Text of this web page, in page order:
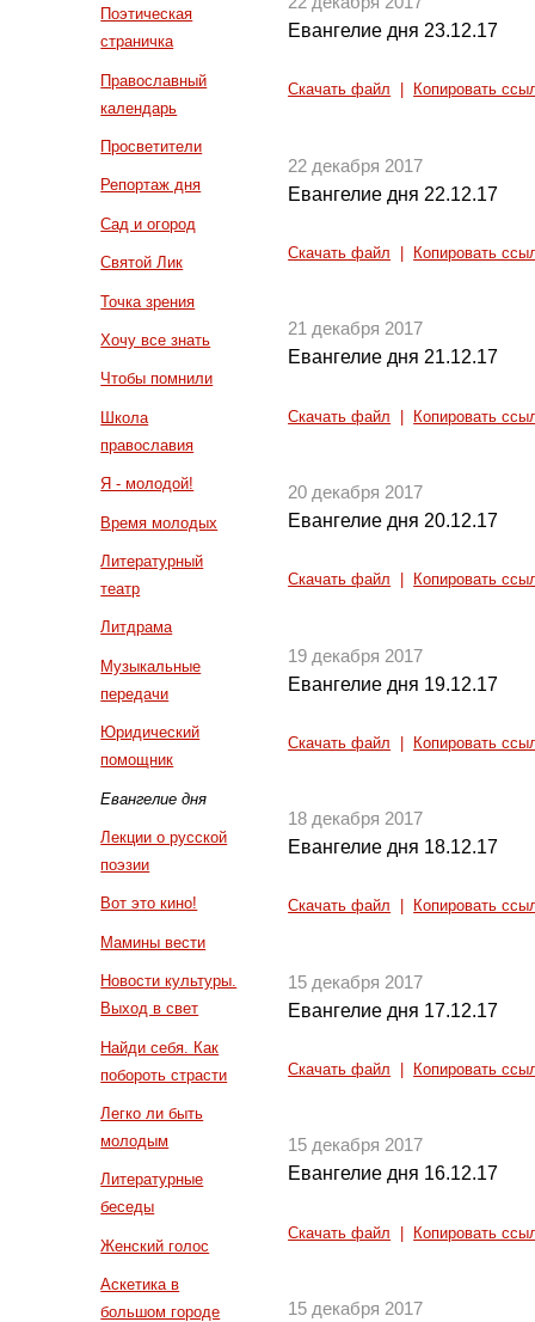
Поэтическая
страничка
Православный
календарь
Просветители
Репортаж дня
Сад и огород
Святой Лик
Точка зрения
Хочу все знать
Чтобы помнили
Школа
православия
Я - молодой!
Время молодых
Литературный
театр
Литдрама
Музыкальные
передачи
Юридический
помощник
Евангелие дня
Лекции о русской
поэзии
Вот это кино!
Мамины вести
Новости культуры.
Выход в свет
Найди себя. Как
побороть страсти
Легко ли быть
молодым
Литературные
беседы
Женский голос
Аскетика в
большом городе
Евангелие дня 23.12.17
Скачать файл Копировать
22 декабря 2017
Евангелие дня 22.12.17
Скачать файл Копировать
21 декабря 2017
Евангелие дня 21.12.17
Скачать файл Копировать
20 декабря 2017
Евангелие дня 20.12.17
Скачать файл Копировать
19 декабря 2017
Евангелие дня 19.12.17
Скачать файл Копировать
18 декабря 2017
Евангелие дня 18.12.17
Скачать файл Копировать
15 декабря 2017
Евангелие дня 17.12.17
Скачать файл Копировать
15 декабря 2017
Евангелие дня 16.12.17
Скачать файл Копировать
15 декабря 2017